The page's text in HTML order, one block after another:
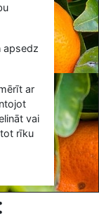
apsedz
ar
vai
rīku